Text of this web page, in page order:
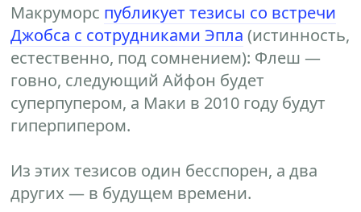
Макруморс публикует тезисы со встречи
Джобса с сотрудниками Эпла (истинность,
естественно, под сомнением): Флеш —
говно, следующий Айфон будет
суперпупером, а Маки в 2010 году будут
гиперпипером.
Из этих тезисов один бесспорен, а два
других — в будущем времени.